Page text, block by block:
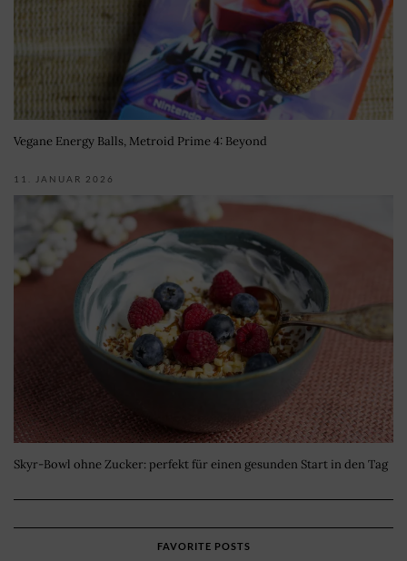
Vegane Energy Balls, Metroid Prime 4: Beyond
11. JANUAR 2026
Skyr-Bowl ohne Zucker: perfekt für einen gesunden Start in den Tag
FAVORITE POSTS